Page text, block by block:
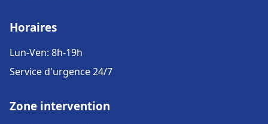
Horaires
Lun-Ven: 8h-19h
Service d'urgence 24/7
Zone intervention